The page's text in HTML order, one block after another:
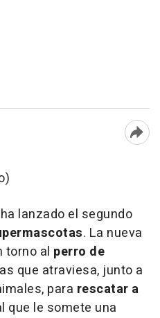
lanzado el segundo
. La nueva
torno al perro de
que atraviesa, junto a
para rescatar a
que le somete una